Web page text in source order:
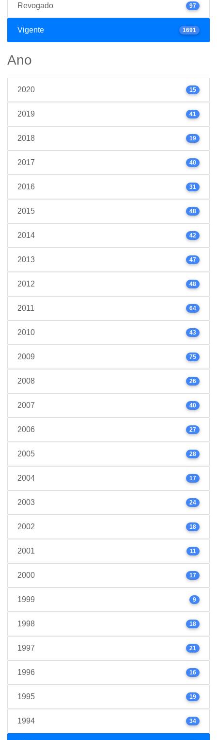
Revogado 97
Vigente 1691
Ano
2020 15
2019 41
2018 19
2017 40
2016 31
2015 48
2014 42
2013 47
2012 48
2011 64
2010 43
2009 75
2008 26
2007 40
2006 27
2005 28
2004 17
2003 24
2002 18
2001 11
2000 17
1999 9
1998 18
1997 21
1996 16
1995 19
1994 34